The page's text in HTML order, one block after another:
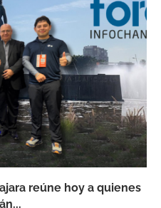
reúne hoy a quienes